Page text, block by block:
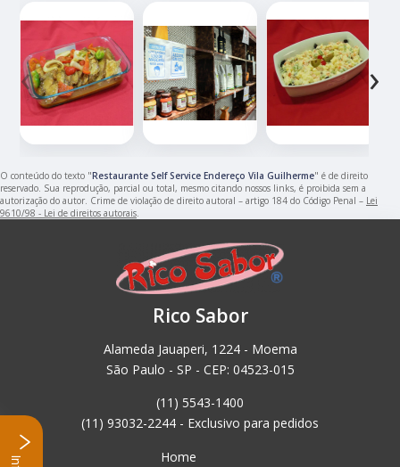
‹ ›
O conteúdo do texto "Restaurante Self Service Endereço Vila Guilherme" é de direito
reservado. Sua reprodução, parcial ou total, mesmo citando nossos links, é proibida sem a
autorização do autor. Crime de violação de direito autoral – artigo 184 do Código Penal – Lei
9610/98 - Lei de direitos autorais
Rico Sabor
Alameda Jauaperi, 1224 - Moema
São Paulo - SP - CEP: 04523-015
(11) 5543-1400
(11) 93032-2244 - Exclusivo para pedidos
Home